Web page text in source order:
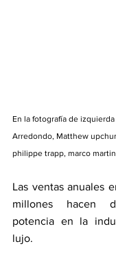
En la fotografía de
Arredondo, Matthew
philippe trapp, marco
Las ventas anuales
millones hacen
potencia en la
lujo.